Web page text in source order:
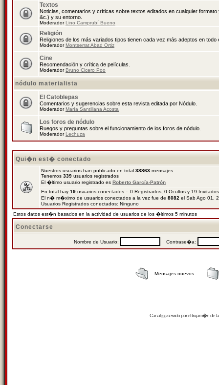
Textos
Noticias, comentarios y críticas sobre textos editados en cualquier
&c.) y su entorno.
ModeradorLino Camprubí Bueno
Religión
Religiones de los más variados tipos tienen cada vez más adeptos en todo
ModeradorMontserrat Abad Ortiz
Cine
Recomendación y crítica de películas.
ModeradorBruno Cicero Poo
nódulo materialista
El Catoblepas
Comentarios y sugerencias sobre esta revista editada por Nódulo.
ModeradorMaría Santillana Acosta
Los foros de nódulo
Ruegos y preguntas sobre el funcionamiento de los foros de nódulo.
ModeradorLechuza
Qui�n est� conectado
Nuestros usuarios han publicado en total 38863 mensajes
Tenemos 339 usuarios registrados
El �ltimo usuario registrado es Roberto García-Patrón
En total hay 19 usuarios conectados :: 0 Registrados, 0 Ocultos y 19
El n� m�ximo de usuarios conectados a la vez fue de 8082 el Sab Ago 01,
Usuarios Registrados conectados: Ninguno
Estos datos est�n basados en la actividad de usuarios de los �ltimos 5 minutos
Conectarse
Nombre de Usuario: Contrase�a:
Mensajes nuevos
Canalrssservido por eltrujam�nde